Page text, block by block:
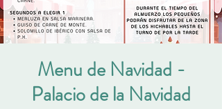
Menu de Navidad -
Palacio de la Navidad